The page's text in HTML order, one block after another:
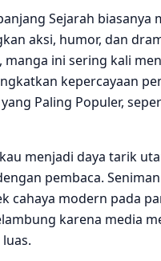
Sejarah
aksi, humor, dan
manga ini sering kali
kepercayaan
Paling Populer,
menjadi daya tarik
pembaca.
cahaya modern pada
karena media